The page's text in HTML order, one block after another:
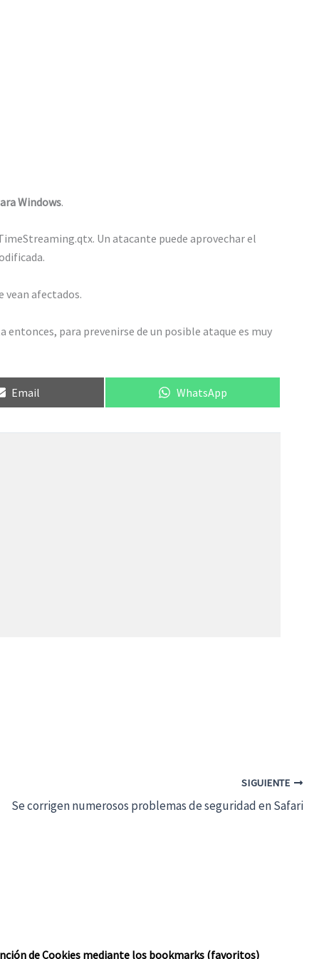
Windows.
Un atacante puede aprovechar el
vean afectados.
para prevenirse de un posible ataque es muy
Compartir
Email
Compartir
WhatsApp
SIGUIENTE
Se corrigen numerosos problemas de seguridad en Safari
de Cookies mediante los bookmarks (favoritos)